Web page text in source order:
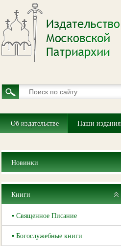
Об издательстве Наши издания
Новинки
Книги
▪ Священное Писание
▪ Богослужебные книги